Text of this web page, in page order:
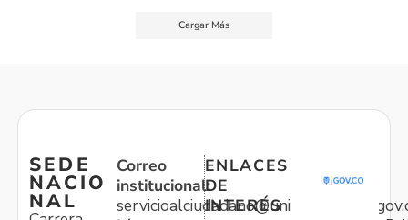
Cargar Más
SEDE
NACIO
NAL
Correo
institucional:
ENLACES
DE
INTERÉS